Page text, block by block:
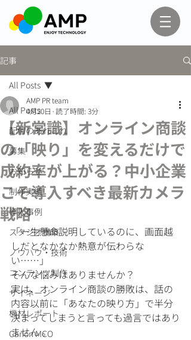
記事
All Posts
配信のあれこれ
募集
お知らせ
制作実績
導入事例
スタジオ構築
ノウハウ・技術
コンテンツ制作
サイネージ
機材レポート
Canon MCO
All Posts
【新常識】オンライン商談
の「映り」を変えるだけで
成約率が上がる？中小企業
こそ導入すべき最新カメラ
戦略
AMP PR team
4月20日 読了時間: 3分
「一生懸命説明しているのに、画面越
しだとなかなか熱意が伝わらな
い……」
そんな悩みはありませんか？
実は、オンライン商談の勝敗は、話の
内容以前に「あなたの映り方」で半分
決まってしまうと言っても過言ではあり
ません 。